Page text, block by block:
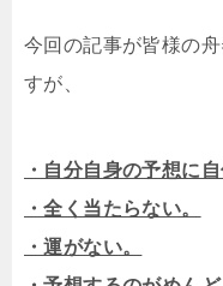
今回の記事が皆様の
すが、
・自分自身の予想に自
・全く当たらない。
・運がない。